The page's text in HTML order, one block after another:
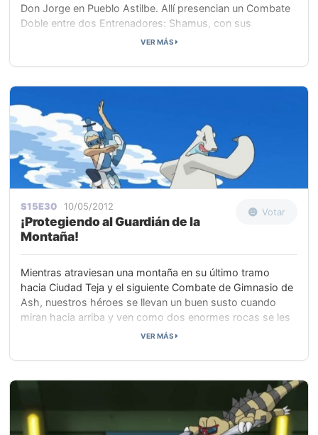
Don Jorge en Pueblo Astilbe. Allí presencian un Combate
Doble entre dos Entrenadores: Shamus, con sus
Guerreros del Fuego, Heatmor y Emboar, y Kylan, con su
oponente, pero, después de oír como Shamus le exige a
nuestros héroes descubren que Shamus fue el
Entrenador que abandonó a Tepig tiempo atrás en Pueblo
Terracota.
VER MÁS
S15E30 10/05/2012
¡Protegiendo al Guardián de la
Montaña!
Votar
Mientras atraviesan una montaña en su último tramo
hacia Ciudad Teja y el siguiente Combate de Gimnasio de
Ash, nuestros héroes se llevan un buen susto cuando
miran hacia arriba y ven como dos enormes rocas se les
vienen encima. Pero las rocas son demolidas por un
la estrella de cine de artes marciales.
VER MÁS